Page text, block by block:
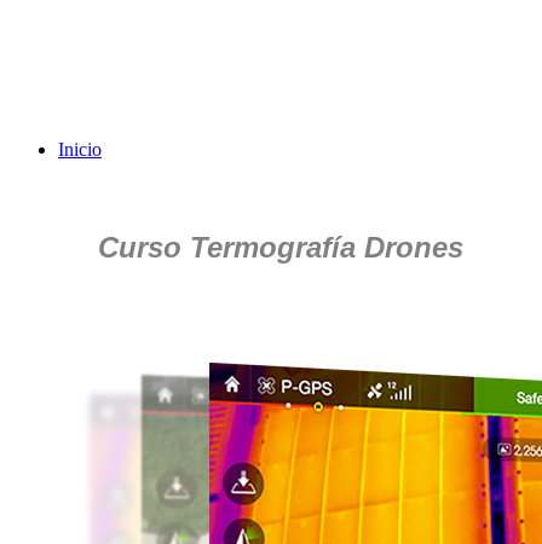
Inicio
Curso Termografía Drones